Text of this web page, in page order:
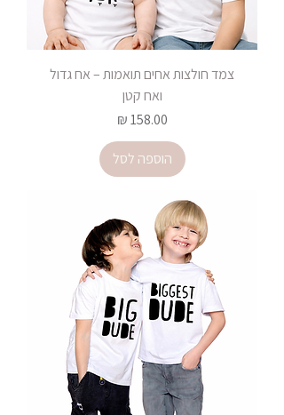
צמד חולצות אחים תואמות – אח גדול
ואח קטן
מחיר
הוספה לסל